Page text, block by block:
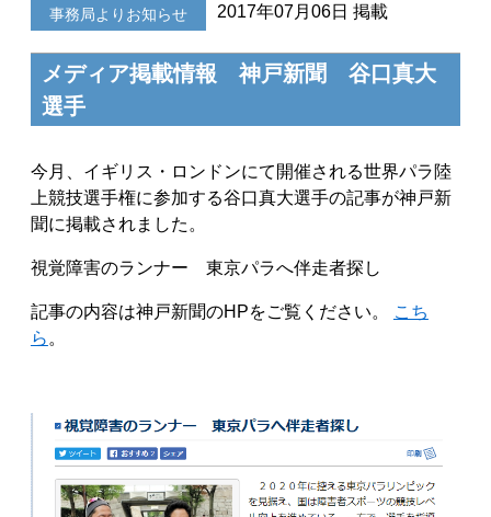
事務局よりお知らせ 2017年07月06日 掲載
メディア掲載情報 神戸新聞 谷口真大
選手
今月、イギリス・ロンドンにて開催される世界パラ陸
上競技選手権に参加する谷口真大選手の記事が神戸新
聞に掲載されました。
視覚障害のランナー 東京パラへ伴走者探し
記事の内容は神戸新聞のHPをご覧ください。
こち
ら 。